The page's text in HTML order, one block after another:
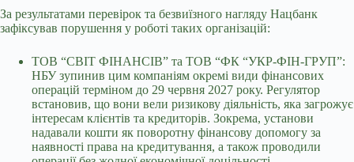
За результатами перевірок та безвиїзного нагляду Нацбанк
зафіксував порушення у роботі таких організацій:
ТОВ “СВІТ ФІНАНСІВ” та ТОВ “ФК “УКР-ФІН-ГРУП”:
НБУ зупинив цим компаніям окремі види фінансових
операцій терміном до 29 червня 2027 року. Регулятор
встановив, що вони вели ризикову діяльність, яка загрожує
інтересам клієнтів та кредиторів. Зокрема, установи
надавали кошти як поворотну фінансову допомогу за
наявності права на кредитування, а також проводили